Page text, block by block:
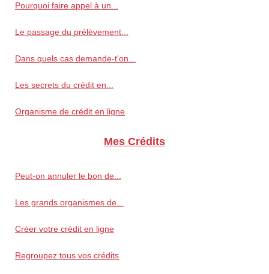
Pourquoi faire appel à un...
Le passage du prélèvement...
Dans quels cas demande-t'on...
Les secrets du crédit en...
Organisme de crédit en ligne
Mes Crédits
Peut-on annuler le bon de...
Les grands organismes de...
Créer votre crédit en ligne
Regroupez tous vos crédits